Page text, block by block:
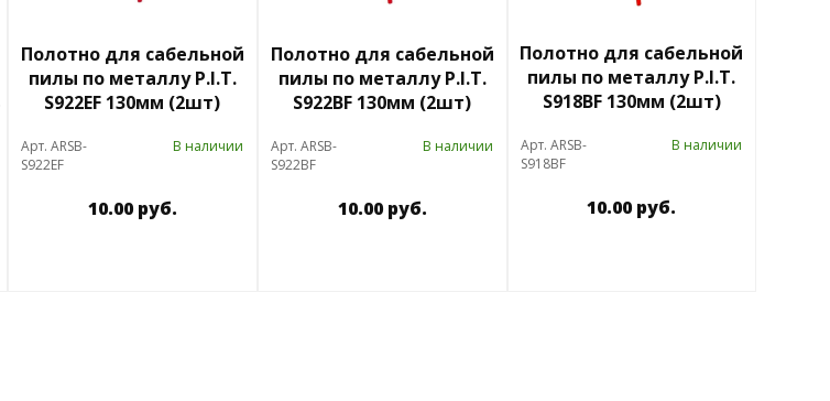
Полотно для сабельной
пилы по металлу P.I.T.
S922EF 130мм (2шт)
Арт. ARSB-
S922EF
В наличии
10.00 руб.
Полотно для сабельной
пилы по металлу P.I.T.
S922BF 130мм (2шт)
Арт. ARSB-
S922BF
В наличии
10.00 руб.
Полотно для сабельной
пилы по металлу P.I.T.
S918BF 130мм (2шт)
Арт. ARSB-
S918BF
В наличии
10.00 руб.